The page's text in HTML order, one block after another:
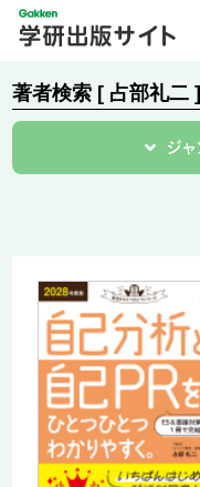
著者検索 [ 占部礼二 ]